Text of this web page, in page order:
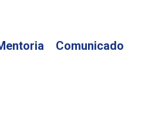
Comunicado